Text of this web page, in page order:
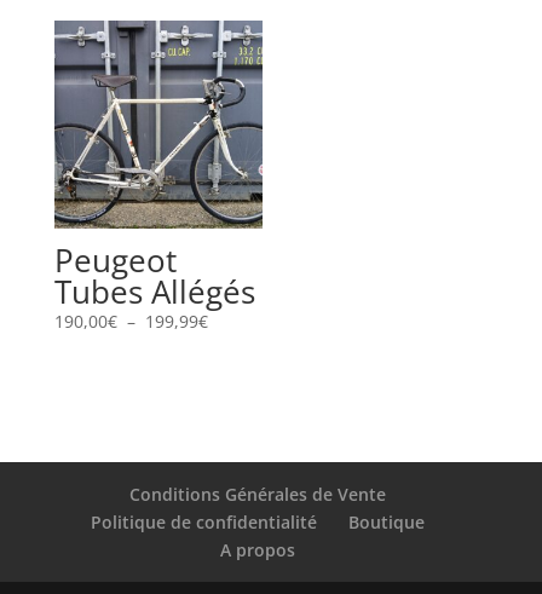
210,00€
à
219,99€
Peugeot
Tubes Allégés
190,00€ – 199,99€Plage
199,99€
Conditions Générales de Vente
Politique de confidentialité
Boutique
A propos